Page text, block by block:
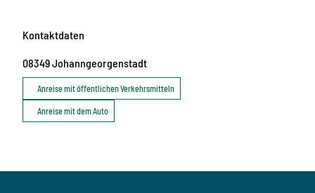
Kontaktdaten
08349Johanngeorgenstadt
Anreise mit öffentlichen Verkehrsmitteln
Anreise mit dem Auto